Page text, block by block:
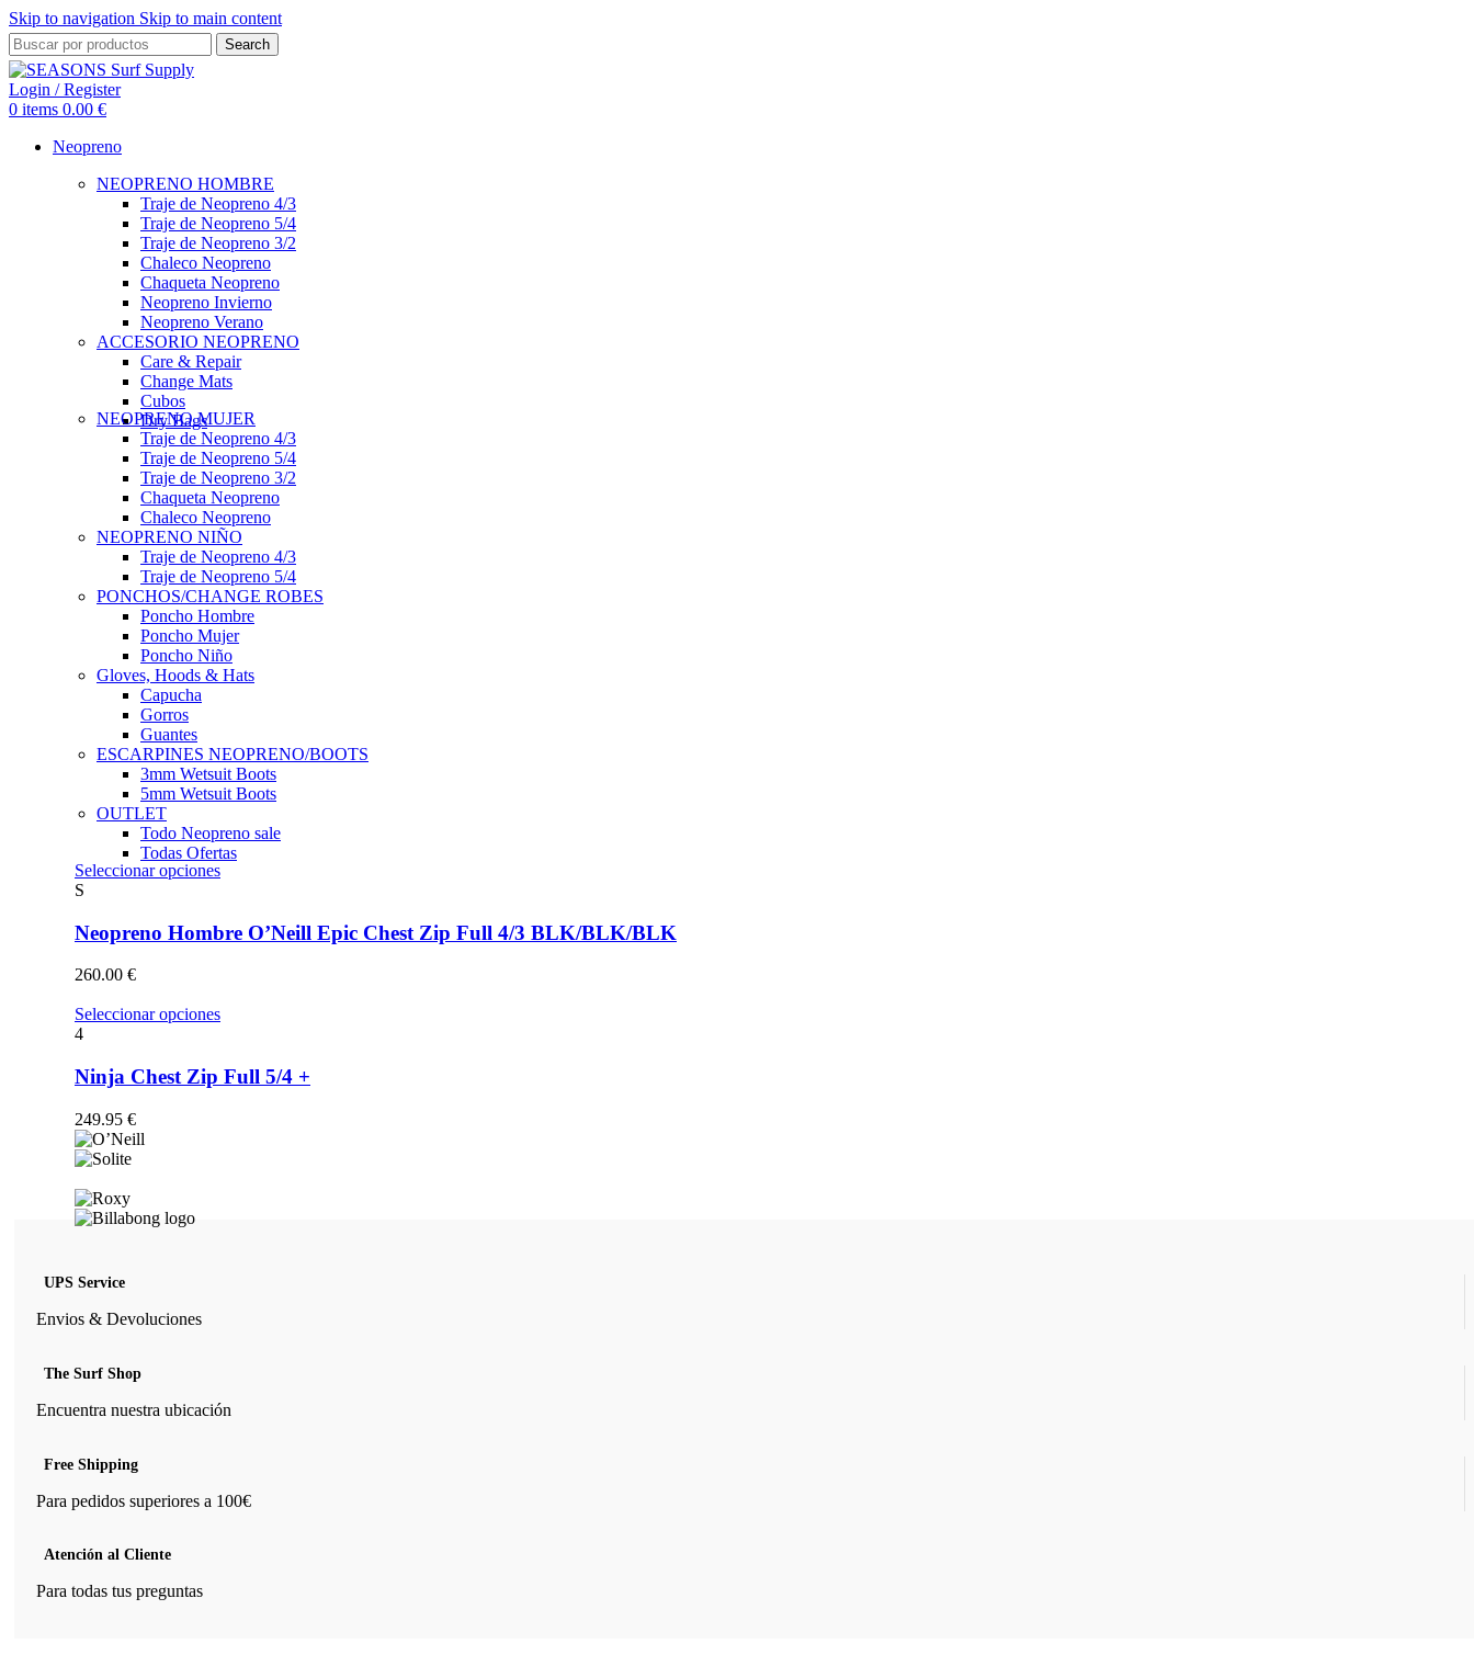
Skip to navigation Skip to main content
Search
Login / Register
0 items 0.00 €
Neopreno
NEOPRENO HOMBRE
Traje de Neopreno 4/3
Traje de Neopreno 5/4
Traje de Neopreno 3/2
Chaleco Neopreno
Chaqueta Neopreno
Neopreno Invierno
Neopreno Verano
ACCESORIO NEOPRENO
Care & Repair
Change Mats
Cubos
Dry Bags
NEOPRENO MUJER
Traje de Neopreno 4/3
Traje de Neopreno 5/4
Traje de Neopreno 3/2
Chaqueta Neopreno
Chaleco Neopreno
NEOPRENO NIÑO
Traje de Neopreno 4/3
Traje de Neopreno 5/4
PONCHOS/CHANGE ROBES
Poncho Hombre
Poncho Mujer
Poncho Niño
Gloves, Hoods & Hats
Capucha
Gorros
Guantes
ESCARPINES NEOPRENO/BOOTS
3mm Wetsuit Boots
5mm Wetsuit Boots
OUTLET
Todo Neopreno sale
Todas Ofertas
Seleccionar opcionesEste
múltiples
variantes.
se
pueden
en
la
S
Neopreno Hombre O’Neill Epic Chest Zip Full 4/3 BLK/BLK/BLK
260.00 €
Seleccionar opcionesEste
múltiples
variantes.
4
Ninja Chest Zip Full 5/4 +
249.95 €
UPS Service
Envios & Devoluciones
The Surf Shop
Encuentra nuestra ubicación
Free Shipping
Para pedidos superiores a 100€
Atención al Cliente
Para todas tus preguntas